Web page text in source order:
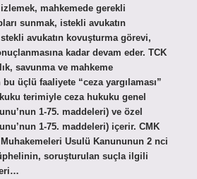
mahkemede gerekli
sunmak, istekli avukatın
avukatın kovuşturma görevi,
kadar devam eder. TCK
savunma ve mahkeme
üçlü faaliyete “ceza yargılaması”
terimiyle ceza hukuku genel
1-75. maddeleri) ve özel
1-75. maddeleri) içerir. CMK
Usulü Kanununun 2 nci
soruşturulan suçla ilgili